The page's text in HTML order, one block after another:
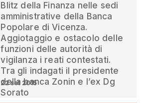
Blitz della Finanza nelle sedi
amministrative della Banca
Popolare di Vicenza.
Aggiotaggio e ostacolo delle
funzioni delle autorità di
vigilanza i reati contestati.
Tra gli indagati il presidente
della banca Zonin e l’ex Dg
Sorato
22 set 2015